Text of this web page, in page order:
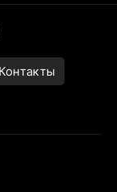
Контакты